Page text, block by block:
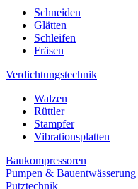
Schneiden
Glätten
Schleifen
Fräsen
Verdichtungstechnik
Walzen
Rüttler
Stampfer
Vibrationsplatten
Baukompressoren
Pumpen & Bauentwässerung
Putztechnik